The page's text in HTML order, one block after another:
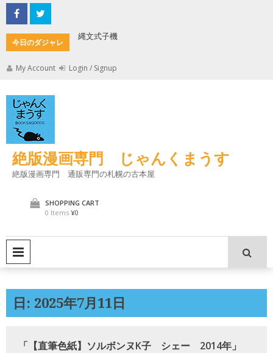
Skip
to
content
今日のダジャレ
縄文式子機
My Account Login / Signup
絶版漫画専門 じゃんくまうす
絶版漫画専門 通販専門の札幌の古本屋
SHOPPING CART
0 Items ¥0
日: 2025年7月11日
「【直筆色紙】ソルボンヌK子 シェー 2014年」